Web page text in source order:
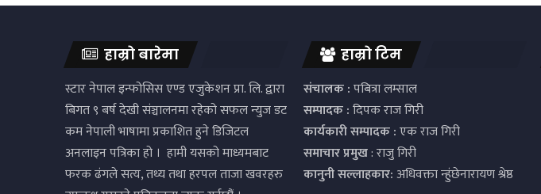
हाम्रो बारेमा
स्टार नेपाल इन्फोसिस एण्ड एजुकेशन प्रा. लि. द्वारा
बिगत ९ बर्ष देखी संञ्चालनमा रहेको सफल न्युज डट
कम नेपाली भाषामा प्रकाशित हुने डिजिटल
अनलाइन पत्रिका हो । हामी यसको माध्यमबाट
फरक ढंगले सत्य, तथ्य तथा हरपल ताजा खवरहरु
हाम्रो टिम
संचालक :पबित्रा लम्साल
सम्पादक :दिपक राज गिरी
कार्यकारी सम्पादक :एक राज गिरी
समाचार प्रमुख: राजु गिरी
कानुनी सल्लाहकार:अधिवक्ता न्हुंछेनारायण श्रेष्ठ